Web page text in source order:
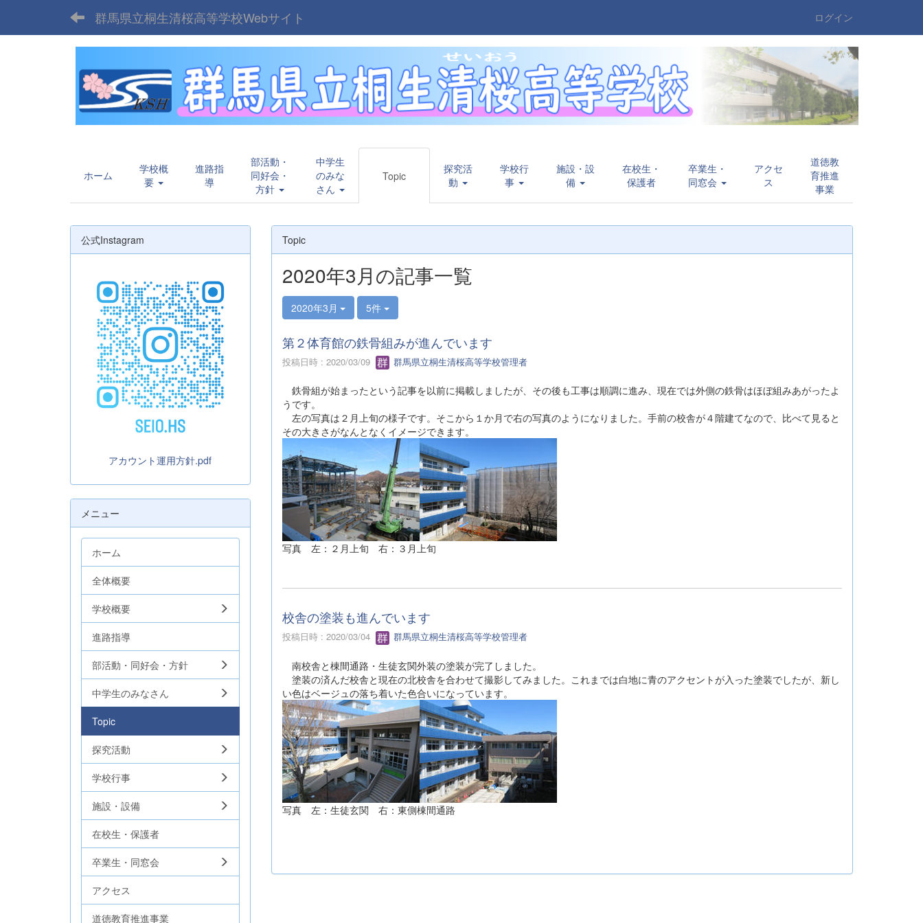
群馬県立桐生清桜高等学校Webサイト ログイン
ホーム
学校概
要
進路指
導
部活動・
同好会・
方針
中学生
のみな
さん
Topic
探究活
動
学校行
事
施設・設
備
在校生・
保護者
卒業生・
同窓会
アクセ
ス
道徳教
育推進
事業
Topic
2020年3月の記事一覧
2020年3月 5件
第２体育館の鉄骨組みが進んでいます
投稿日時 : 2020/03/09 群馬県立桐生清桜高等学校管理者
鉄骨組が始まったという記事を以前に掲載しましたが、その後も工事は順調に進み、現在では外側の鉄骨はほぼ組みあがったよ
うです。
左の写真は２月上旬の様子です。そこから１か月で右の写真のようになりました。手前の校舎が４階建てなので、比べて見ると
その大きさがなんとなくイメージできます。
写真 左：２月上旬 右：３月上旬
校舎の塗装も進んでいます
投稿日時 : 2020/03/04 群馬県立桐生清桜高等学校管理者
南校舎と棟間通路・生徒玄関外装の塗装が完了しました。
塗装の済んだ校舎と現在の北校舎を合わせて撮影してみました。これまでは白地に青のアクセントが入った塗装でしたが、新し
い色はベージュの落ち着いた色合いになっています。
写真 左：生徒玄関 右：東側棟間通路
公式Instagram
アカウント運用方針.pdf
メニュー
ホーム
全体概要
学校概要
進路指導
部活動・同好会・方針
中学生のみなさん
Topic
探究活動
学校行事
施設・設備
在校生・保護者
卒業生・同窓会
アクセス
道徳教育推進事業